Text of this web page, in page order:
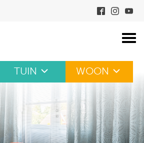
TUIN WOON